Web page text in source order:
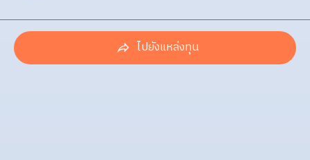
ไปยังแหล่งทุน